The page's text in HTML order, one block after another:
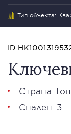
Тип объекта:
ID
Страна:
Спален: 3